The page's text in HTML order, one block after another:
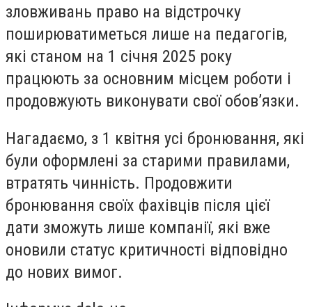
зловживань право на відстрочку
поширюватиметься лише на педагогів,
які станом на 1 січня 2025 року
працюють за основним місцем роботи і
продовжують виконувати свої обов’язки.
Нагадаємо, з 1 квітня усі бронювання, які
були оформлені за старими правилами,
втратять чинність. Продовжити
бронювання своїх фахівців після цієї
дати зможуть лише компанії, які вже
оновили статус критичності відповідно
до нових вимог.